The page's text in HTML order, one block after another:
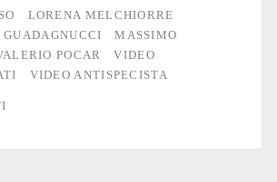
LORENA MELCHIORRE
GUADAGNUCCI
MASSIMO
POCAR
VIDEO
VIDEO ANTISPECISTA